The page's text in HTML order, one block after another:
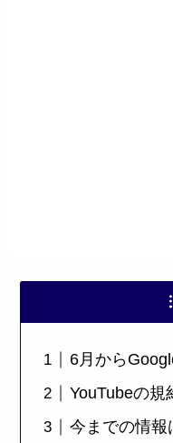
6月から
YouTubeの規
今までの情報